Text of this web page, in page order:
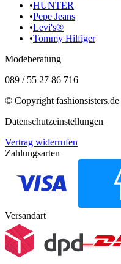
•HUNTER
•Pepe Jeans
•Levi's®
•Tommy Hilfiger
Modeberatung
089 / 55 27 86 716
© Copyright fashionsisters.de
Datenschutzeinstellungen
Vertrag widerrufen
Zahlungsarten
Versandart